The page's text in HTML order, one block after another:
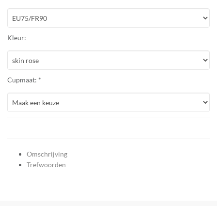
Kleur:
Cupmaat: *
Omschrijving
Trefwoorden